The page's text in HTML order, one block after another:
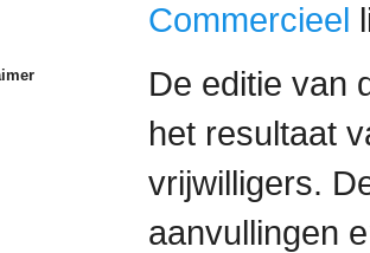
Commercieel
De editie van
het resultaat
vrijwilligers.
aanvullingen